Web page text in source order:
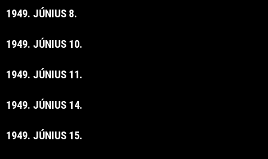
1949. JÚNIUS 8.
1949. JÚNIUS 10.
1949. JÚNIUS 11.
1949. JÚNIUS 14.
1949. JÚNIUS 15.